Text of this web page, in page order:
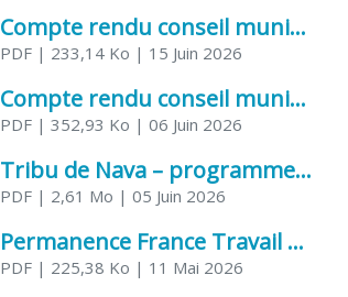
Compte rendu conseil municipal 5 juin 2026 sénatoriale
PDF | 233,14 Ko | 15 Juin 2026
Compte rendu conseil municipal – 21 avril 2026
PDF | 352,93 Ko | 06 Juin 2026
Tribu de Nava – programme et inscriptions été 2026
PDF | 2,61 Mo | 05 Juin 2026
Permanence France Travail au CCAS de Saujon Juin 2026
PDF | 225,38 Ko | 11 Mai 2026